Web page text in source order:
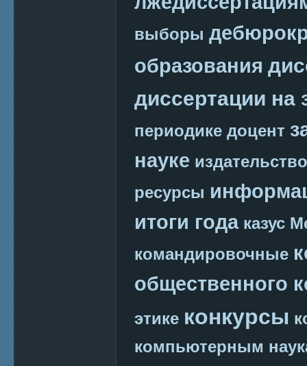
выборы
образования
диссертации на
периодике доцент
науке издательство
ресурсы
итоги года казус
командировочные
общественного
этике конкурсы
компьютерным